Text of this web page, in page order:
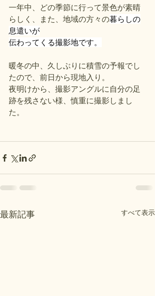
一年中、どの季節に行って景色が素晴
らしく、また、地域の方々の暮らしの
息遣いが
伝わってくる撮影地です。
暖冬の中、久しぶりに積雪の予報でし
たので、前日から現地入り。
夜明けから、撮影アングルに自分の足
跡を残さない様、慎重に撮影しまし
た。
最新記事 すべて表示